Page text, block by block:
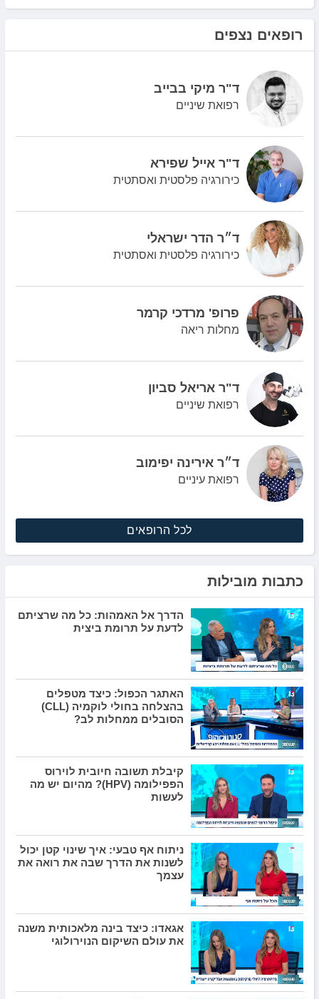
רופאים נצפים
ד"ר מיקי בבייב
רפואת שיניים
ד"ר אייל שפירא
כירורגיה פלסטית ואסתטית
ד״ר הדר ישראלי
כירורגיה פלסטית ואסתטית
פרופ' מרדכי קרמר
מחלות ריאה
ד"ר אריאל סביון
רפואת שיניים
ד״ר אירינה יפימוב
רפואת עיניים
לכל הרופאים
כתבות מובילות
הדרך אל האמהות: כל מה שרציתם
לדעת על תרומת ביצית
האתגר הכפול: כיצד מטפלים
בהצלחה בחולי לוקמיה (CLL)
הסובלים ממחלות לב?
קיבלת תשובה חיובית לוירוס
הפפילומה (HPV)? מהיום יש מה
לעשות
ניתוח אף טבעי: איך שינוי קטן יכול
לשנות את הדרך שבה את רואה את
עצמך
אגאדו: כיצד בינה מלאכותית משנה
את עולם השיקום הנוירולוגי